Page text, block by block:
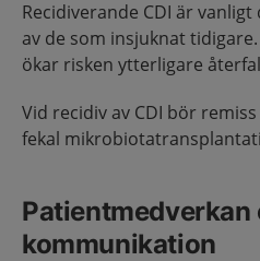
Recidiverande CDI är
av de som insjuknat
ökar risken ytterligare
Vid recidiv av CDI bör
fekal
Patientmedverkan
kommunikation